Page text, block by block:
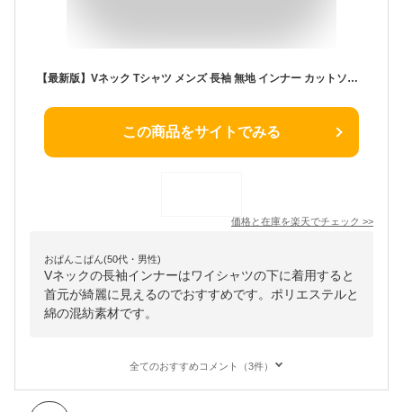
【最新版】Vネック Tシャツ メンズ 長袖 無地 インナー カットソー 長袖Tシャツ インナーシャツ 下着 無地Tシャツ ロンT メンズTシャツ 白Tシャツ 黒Tシャツ ロンティー 重ね着 ロングスリーブTシャツ 綿混 白 黒 春 夏 秋 冬 シンプル オールシーズン メール便 送料無料
この商品をサイトでみる
価格と在庫を楽天でチェック >>
おぱんこぱん(50代・男性)
Vネックの長袖インナーはワイシャツの下に着用すると
首元が綺麗に見えるのでおすすめです。ポリエステルと
綿の混紡素材です。
全てのおすすめコメント（3件）